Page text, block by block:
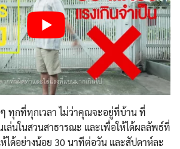
ๆ ทุกที่ทุกเวลา ไม่ว่าคุณจะอยู่ที่บ้าน ที่
ล่นในสวนสาธารณะ และเพื่อให้ได้ผลลัพธ์ที่
ได้อย่างน้อย 30 นาทีต่อวัน และสัปดาห์ละ